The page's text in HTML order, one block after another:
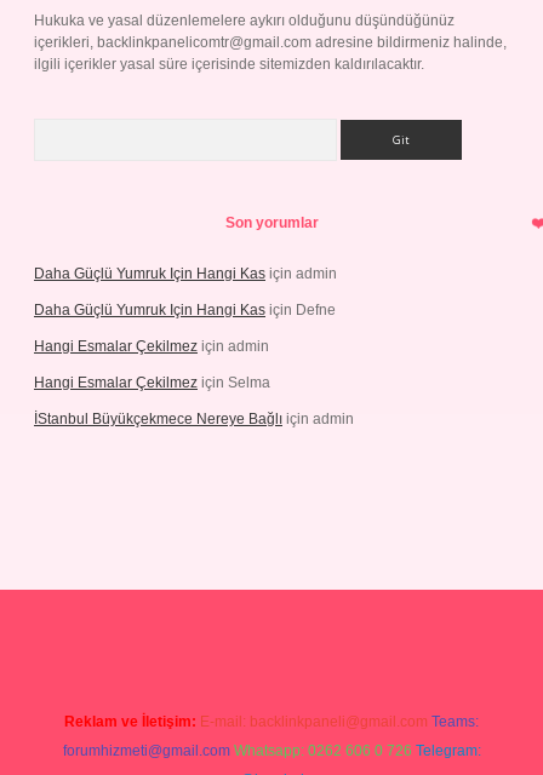
Hukuka ve yasal düzenlemelere aykırı olduğunu düşündüğünüz
içerikleri, backlinkpanelicomtr@gmail.com adresine bildirmeniz halinde,
ilgili içerikler yasal süre içerisinde sitemizden kaldırılacaktır.
Son yorumlar
Daha Güçlü Yumruk Için Hangi Kas için admin
Daha Güçlü Yumruk Için Hangi Kas için Defne
Hangi Esmalar Çekilmez için admin
Hangi Esmalar Çekilmez için Selma
İStanbul Büyükçekmece Nereye Bağlı için admin
Reklam ve İletişim: E-mail: backlinkpaneli@gmail.com Teams:
forumhizmeti@gmail.com Whatsapp: 0262 606 0 726 Telegram: